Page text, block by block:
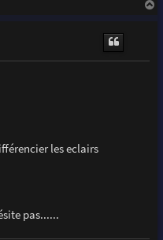
les eclairs
pas......